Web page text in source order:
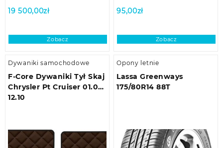
19 500,00zł
Zobacz
95,00zł
Zobacz
Dywaniki samochodowe
F-Core Dywaniki Tył Skaj
Chrysler Pt Cruiser 01.00-
12.10
Opony letnie
Lassa Greenways
175/80R14 88T